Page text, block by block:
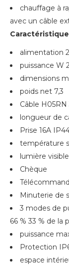
chauffage à
avec un câble
alimentation
puissance W
dimensions
poids net 7,3
Câble H05RN
longueur de
Prise 16A
température
lumière
Chèque
Minuterie de
3 modes de
66 % 33 % de la
puissance
Protection
espace